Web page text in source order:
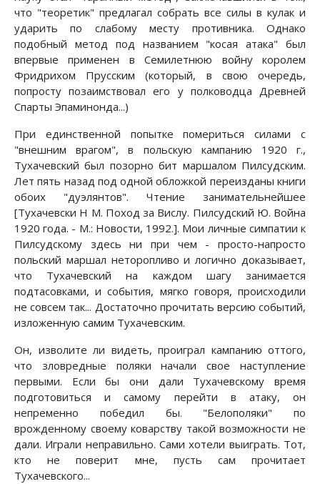
что "теоретик" предлагал собрать все силы в кулак и
ударить по слабому месту противника. Однако
подобный метод под названием "косая атака" был
впервые применен в Семилетнюю войну королем
Фридрихом Прусским (который, в свою очередь,
попросту позаимствовал его у полководца Древней
Спарты Эпаминонда...)
При единственной попытке помериться силами с
"внешним врагом", в польскую кампанию 1920 г.,
Тухачевский был позорно бит маршалом Пилсудским.
Лет пять назад под одной обложкой переизданы книги
обоих "дуэлянтов". Чтение занимательнейшее
[Тухачевски Н М. Поход за Вислу. Пилсудский Ю. Война
1920 года. - М.: Новости, 1992.]. Мои личные симпатии к
Пилсудскому здесь ни при чем - просто-напросто
польский маршал неторопливо и логично доказывает,
что Тухачевский на каждом шагу занимается
подтасовками, и события, мягко говоря, происходили
не совсем так... Достаточно прочитать версию событий,
изложенную самим Тухачевским.
Он, изволите ли видеть, проиграл кампанию оттого,
что зловредные поляки начали свое наступление
первыми. Если бы они дали Тухачевскому время
подготовиться и самому перейти в атаку, он
непременно победил бы. "Белополяки" по
врожденному своему коварству такой возможности не
дали. Играли неправильно. Сами хотели выиграть. Тот,
кто не поверит мне, пусть сам прочитает
Тухачевского...